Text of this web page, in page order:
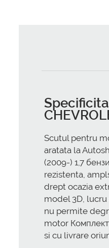
Scutul pentru
aratata la
(2009-) 1,7
rezistenta,
drept ocazia
model 3D,
nu permite
motor
si cu livrare